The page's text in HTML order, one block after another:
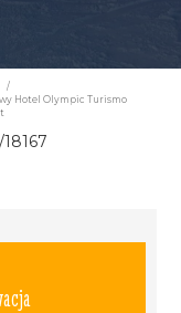
/
Hotel Olympic Turismo